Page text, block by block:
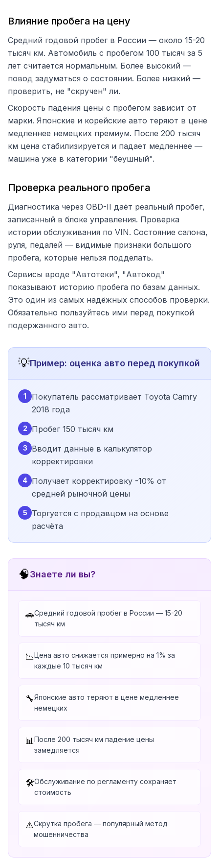
Влияние пробега на цену
Средний годовой пробег в России — около 15-20
тысяч км. Автомобиль с пробегом 100 тысяч за 5
лет считается нормальным. Более высокий —
повод задуматься о состоянии. Более низкий —
проверить, не "скручен" ли.
Скорость падения цены с пробегом зависит от
марки. Японские и корейские авто теряют в цене
медленнее немецких премиум. После 200 тысяч
км цена стабилизируется и падает медленнее —
машина уже в категории "беушный".
Проверка реального пробега
Диагностика через OBD-II даёт реальный пробег,
записанный в блоке управления. Проверка
истории обслуживания по VIN. Состояние салона,
руля, педалей — видимые признаки большого
пробега, которые нельзя подделать.
Сервисы вроде "Автотеки", "Автокод"
показывают историю пробега по базам данных.
Это один из самых надёжных способов проверки.
Обязательно пользуйтесь ими перед покупкой
подержанного авто.
💡Пример: оценка авто перед покупкой
1
Покупатель рассматривает Toyota Camry
2018 года
2 Пробег 150 тысяч км
3
Вводит данные в калькулятор
корректировки
4 Получает корректировку -10% от
средней рыночной цены
5
Торгуется с продавцом на основе
расчёта
🧠Знаете ли вы?
🚗Средний годовой пробег в России — 15-20
тысяч км
📉Цена авто снижается примерно на 1% за
каждые 10 тысяч км
🔧Японские авто теряют в цене медленнее
немецких
📊 После 200 тысяч км падение цены
замедляется
🛠️Обслуживание по регламенту сохраняет
стоимость
⚠️Скрутка пробега — популярный метод
мошенничества